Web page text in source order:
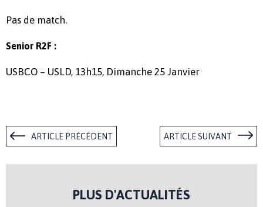
Pas de match.
Senior R2F :
USBCO – USLD, 13h15, Dimanche 25 Janvier
ARTICLE PRÉCÉDENT ARTICLE SUIVANT
PLUS D'ACTUALITÉS